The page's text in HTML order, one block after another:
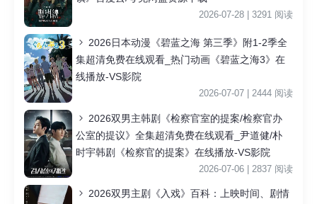
2026-07-28 | 3291 阅读
2026日本动漫《碧蓝之海 第三季》附1-2季全
集超清免费在线观看_热门动画《碧蓝之海3》在
线播放-VS影院
2026-07-07 | 2444 阅读
2026双男主韩剧《检察官室的提案/检察官办
公室的提议》全集超清免费在线观看_尹道健/朴
时宇韩剧《检察官的提案》在线播放-VS影院
2026-07-06 | 2837 阅读
2026双男主剧《入戏》百科：上映时间、剧情